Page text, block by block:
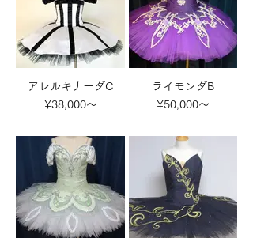
アレルキナーダC
¥38,000～
ライモンダB
¥50,000～